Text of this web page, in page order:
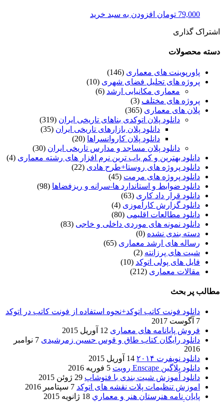
79,000 تومان افزودن به سبد خرید
اشتراک گذاری
دسته محصولات
پاورپوینت های معماری (146)
پروژه های تحلیل فضای شهری (10)
معماری مکانیابی ارشد (6)
پروژه های مختلف (3)
پلان های معماری (365)
دانلود پلان اتوکدی بناهای تاریخی ایران (319)
دانلود پلان بازارهای تاریخی ایران (35)
دانلود پلان کاروانسراها (20)
دانلود پلان مساجد و مدارس تاریخی ایران (30)
دانلود بهترین و کم یاب ترین نرم افزار های رشته معماری (4)
دانلود پروژه های روستا+طرح هادی (22)
دانلود پروژه های مرمت (45)
دانلود ضوابط و استاندارد ها-سرانه و ریزفضاها (98)
دانلود قرار داد کاری (63)
دانلود گزارش کارآموزی (4)
دانلود مطالعات اقلیمی (80)
دانلود نمونه های موردی داخلی و خاجی (83)
دسته بندی نشده (0)
رساله های ارشد معماری (65)
شیت های پرزانته (2)
فایل های پولی اتوکد (10)
مقالات معماری (212)
مطالب پر بحث
دانلود فونت کاتب اتوکد+نحوه استفاده از فونت کاتب در اتوکد
7 آگوست 2017
فروش پایانامه های معماری 12 آوریل 2015
دانلود رایگان کتاب طاق و قوس حسین زمرشیدی
7 نوامبر
2016
دانلود نویفرت ۲۰۱۴
14 آوریل 2015
دانلود پلاگین Enscape رویت
5 فوریه 2016
دانلود آموزش شیت بندی با فتوشاپ 29 ژوئن 2015
اموزش تنظیمات پلات نقشه های اتوکد 7 سپتامبر 2016
پایان نامه هنرستان هنر و معماري 18 ژانویه 2015